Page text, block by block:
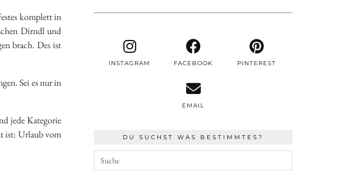
komplett in
Dirndl und
brach. Des ist
Sei es nur in
jede Kategorie
ist: Urlaub vom
INSTAGRAM FACEBOOK PINTEREST
EMAIL
DU SUCHST WAS BESTIMMTES?